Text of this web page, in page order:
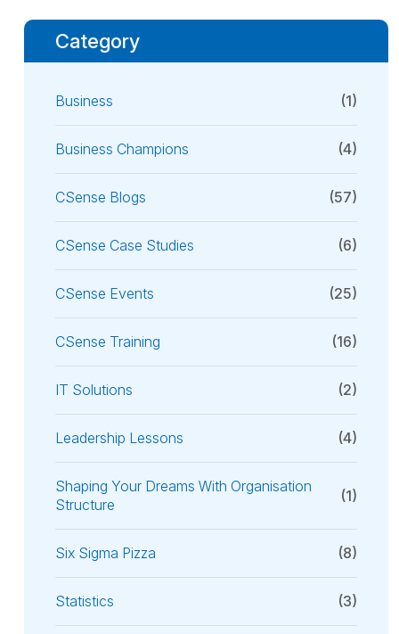
Category
Business (1)
Business Champions (4)
CSense Blogs (57)
CSense Case Studies (6)
CSense Events (25)
CSense Training (16)
IT Solutions (2)
Leadership Lessons (4)
Shaping Your Dreams With Organisation
Structure
(1)
Six Sigma Pizza (8)
Statistics (3)